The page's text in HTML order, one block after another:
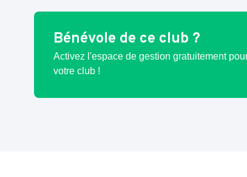
Bénévole de ce club ?
Activez l'espace de gestion gratuitement
votre club !